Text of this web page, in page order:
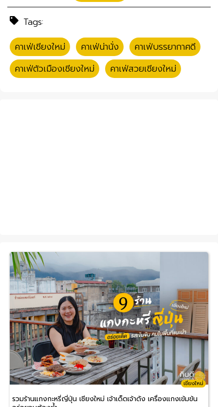
Tags:
คาเฟ่เชียงใหม่
คาเฟ่น่านั่ง คาเฟ่บรรยากาศดี
คาเฟ่ตัวเมืองเชียงใหม่
คาเฟ่สวยเชียงใหม่
เชียงใหม่
รวมร้านแกงกะหรี่ญี่ปุ่น เชียงใหม่ เจ้าเด็ดเจ้าดัง เครื่องแกงเข้มข้น